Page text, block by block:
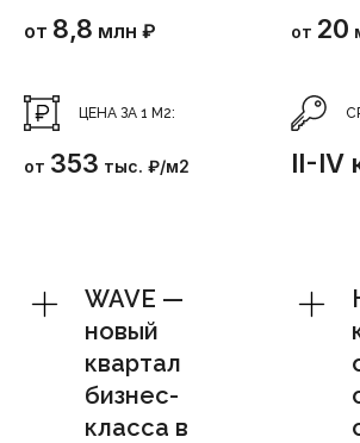
от 8,8 млн ₽ от 20
ЦЕНА ЗА 1 М2:
от 353 тыс. ₽/м2 II-IV
WAVE —
новый
квартал
бизнес-
класса в